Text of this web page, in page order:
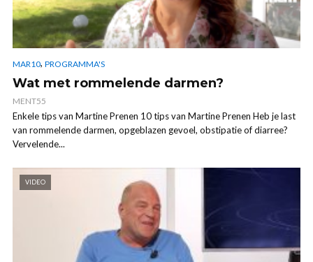
MAR10, PROGRAMMA'S
Wat met rommelende darmen?
MENT55
Enkele tips van Martine Prenen 10 tips van Martine Prenen Heb je last
van rommelende darmen, opgeblazen gevoel, obstipatie of diarree?
Vervelende...
VIDEO